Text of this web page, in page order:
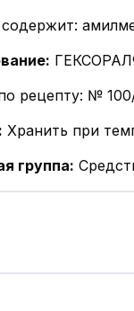
:
рецепту: №
: Хранить при
группа: